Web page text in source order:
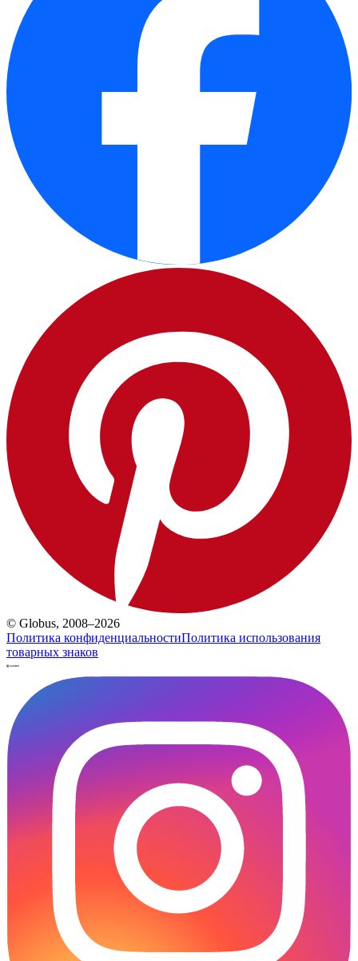
© Globus, 2008–2026
Политика конфиденциальностиПолитика использования
товарных знаков